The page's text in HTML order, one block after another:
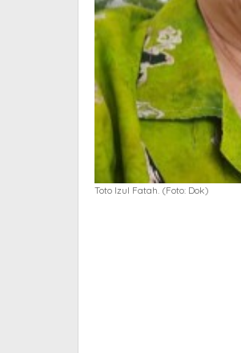
Toto Izul Fatah. (Foto: Dok)